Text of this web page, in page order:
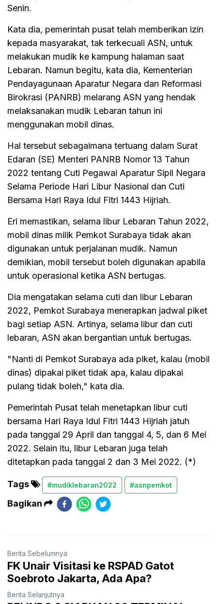
Senin.
Kata dia, pemerintah pusat telah memberikan izin
kepada masyarakat, tak terkecuali ASN, untuk
melakukan mudik ke kampung halaman saat
Lebaran. Namun begitu, kata dia, Kementerian
Pendayagunaan Aparatur Negara dan Reformasi
Birokrasi (PANRB) melarang ASN yang hendak
melaksanakan mudik Lebaran tahun ini
menggunakan mobil dinas.
Hal tersebut sebagaimana tertuang dalam Surat
Edaran (SE) Menteri PANRB Nomor 13 Tahun
2022 tentang Cuti Pegawai Aparatur Sipil Negara
Selama Periode Hari Libur Nasional dan Cuti
Bersama Hari Raya Idul Fitri 1443 Hijriah.
Eri memastikan, selama libur Lebaran Tahun 2022,
mobil dinas milik Pemkot Surabaya tidak akan
digunakan untuk perjalanan mudik. Namun
demikian, mobil tersebut boleh digunakan apabila
untuk operasional ketika ASN bertugas.
Dia mengatakan selama cuti dan libur Lebaran
2022, Pemkot Surabaya menerapkan jadwal piket
bagi setiap ASN. Artinya, selama libur dan cuti
lebaran, ASN akan bergantian untuk bertugas.
"Nanti di Pemkot Surabaya ada piket, kalau (mobil
dinas) dipakai piket tidak apa, kalau dipakai
pulang tidak boleh," kata dia.
Pemerintah Pusat telah menetapkan libur cuti
bersama Hari Raya Idul Fitri 1443 Hijriah jatuh
pada tanggal 29 April dan tanggal 4, 5, dan 6 Mei
2022. Selain itu, libur Lebaran juga telah
ditetapkan pada tanggal 2 dan 3 Mei 2022. (*)
Tags #mudiklebaran2022 #asnpemkot
Bagikan
Berita Sebelumnya
FK Unair Visitasi ke RSPAD Gatot
Soebroto Jakarta, Ada Apa?
Berita Selanjutnya